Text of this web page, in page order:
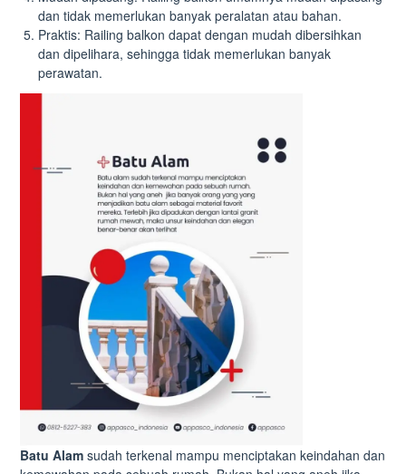
dan tidak memerlukan banyak peralatan atau bahan.
Praktis: Railing balkon dapat dengan mudah dibersihkan
dan dipelihara, sehingga tidak memerlukan banyak
perawatan.
Batu Alam sudah terkenal mampu menciptakan keindahan dan